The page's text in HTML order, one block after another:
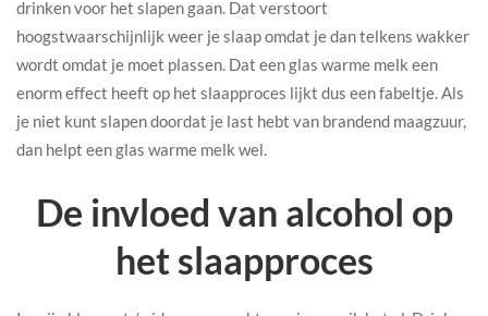
drinken voor het slapen gaan. Dat verstoort
hoogstwaarschijnlijk weer je slaap omdat je dan telkens wakker
wordt omdat je moet plassen. Dat een glas warme melk een
enorm effect heeft op het slaapproces lijkt dus een fabeltje. Als
je niet kunt slapen doordat je last hebt van brandend maagzuur,
dan helpt een glas warme melk wel.
De invloed van alcohol op
het slaapproces